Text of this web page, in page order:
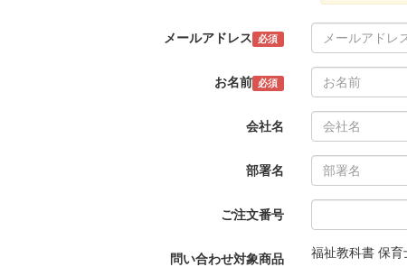
メールアドレス 必須
お名前 必須
会社名
部署名
ご注文番号
問い合わせ対象商品 福祉教科書 保